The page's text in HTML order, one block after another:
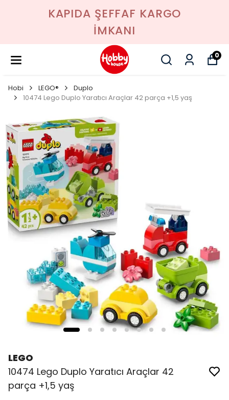
KAPIDA ŞEFFAF KARGO
İMKANI
0
Hobi LEGO®
Duplo
10474 Lego Duplo Yaratıcı Araçlar 42 parça +1,5 yaş
LEGO
10474 Lego Duplo Yaratıcı Araçlar 42
parça +1,5 yaş